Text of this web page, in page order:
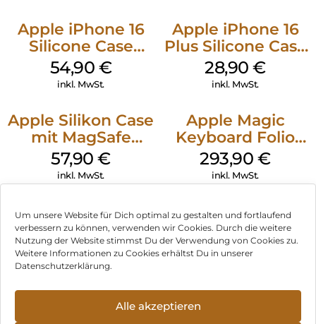
Um unsere Website für Dich optimal zu gestalten und fortlaufend
verbessern zu können, verwenden wir Cookies. Durch die weitere
Nutzung der Website stimmst Du der Verwendung von Cookies zu.
Weitere Informationen zu Cookies erhältst Du in unserer
Datenschutzerklärung.
Alle akzeptieren
Apple iPhone 16
Silicone Case
MagSafe Lake
Green
54,90 €
inkl. MwSt.
Apple iPhone 16
Plus Silicone Case
MagSafe Black
28,90€
inkl. MwSt.
Apple Silikon Case
mit MagSafe
iPhone 14 Pro
(PRODUCT)RED
57,90€
inkl. MwSt.
Apple Magic
Keyboard Folio
iPad 10.9″ (10.Gen.)
Weiß
293,90€
inkl. MwSt.
Impressum